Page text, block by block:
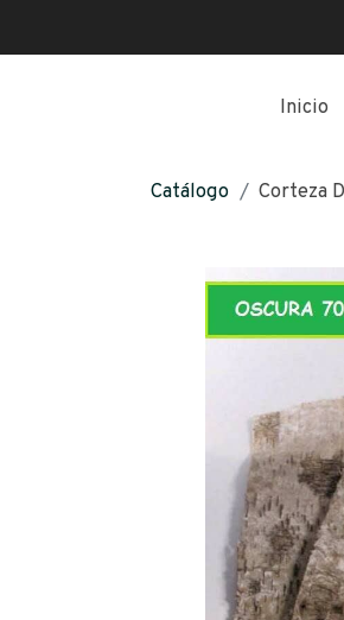
Inicio
Catálogo Corteza